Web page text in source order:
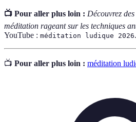
📺 Pour aller plus loin : Découvrez
méditation rageant sur les techniques
YouTube : méditation ludique 2026.
📺 Pour aller plus loin : méditation